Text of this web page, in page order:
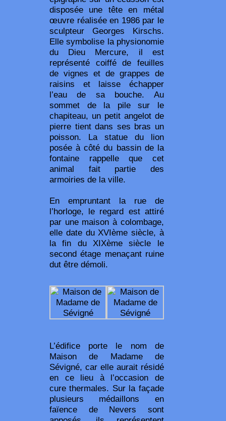
disposée une tête en métal
œuvre réalisée en 1986 par le
sculpteur Georges Kirschs.
Elle symbolise la physionomie
du Dieu Mercure, il est
représenté coiffé de feuilles
de vignes et de grappes de
raisins et laisse échapper
l’eau de sa bouche. Au
sommet de la pile sur le
chapiteau, un petit angelot de
pierre tient dans ses bras un
poisson. La statue du lion
posée à côté du bassin de la
fontaine rappelle que cet
animal fait partie des
armoiries de la ville.
En empruntant la rue de
l’horloge, le regard est attiré
par une maison à colombage,
elle date du XVIème siècle, à
la fin du XIXème siècle le
second étage menaçant ruine
dut être démoli.
L’édifice porte le nom de
Maison de Madame de
Sévigné, car elle aurait résidé
en ce lieu à l’occasion de
cure thermales. Sur la façade
plusieurs médaillons en
faïence de Nevers sont